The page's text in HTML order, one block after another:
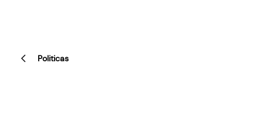
Politicas